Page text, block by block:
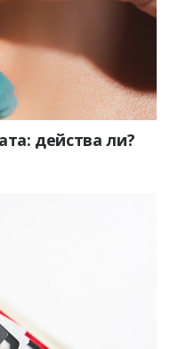
действа ли?